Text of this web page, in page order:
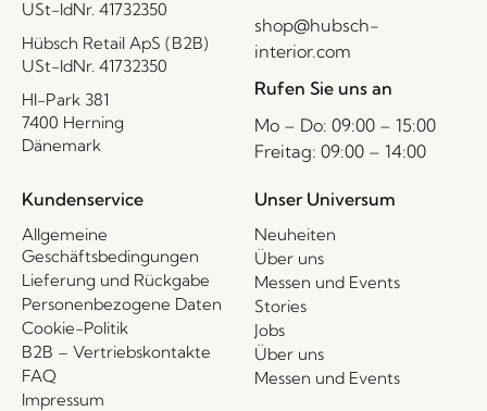
USt-IdNr. 41732350
Hübsch Retail ApS (B2B)
USt-IdNr. 41732350
HI-Park 381
7400 Herning
Dänemark
shop@hubsch-
interior.com
Rufen Sie uns an
Mo – Do: 09:00 – 15:00
Freitag: 09:00 – 14:00
Kundenservice
Allgemeine
Geschäftsbedingungen
Lieferung und Rückgabe
Personenbezogene Daten
Cookie-Politik
B2B – Vertriebskontakte
FAQ
Impressum
Unser Universum
Neuheiten
Über uns
Messen und Events
Stories
Jobs
Über uns
Messen und Events